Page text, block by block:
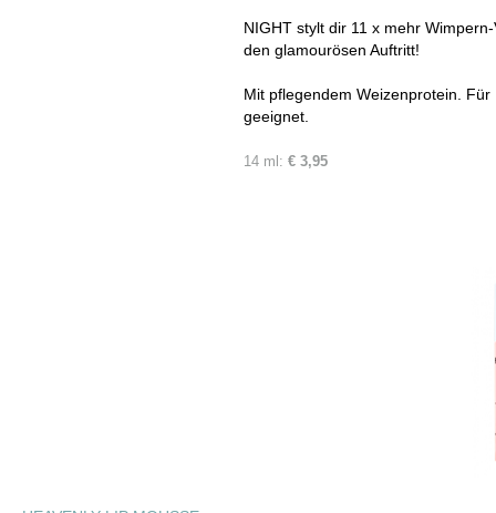
NIGHT stylt dir 11 x mehr
den glamourösen Auftritt!
Mit pflegendem Weizenprotein.
geeignet.
14 ml: € 3,95